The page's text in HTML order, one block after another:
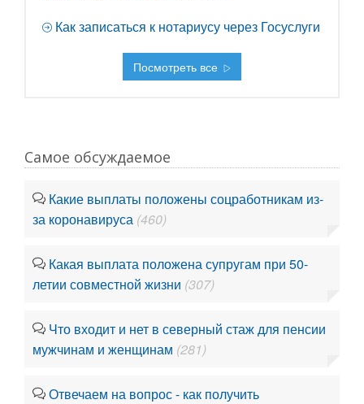
Как записаться к нотариусу через Госуслуги
Посмотреть все
Самое обсуждаемое
Какие выплаты положены соцработникам из-
за коронавируса (460)
Какая выплата положена супругам при 50-
летии совместной жизни (307)
Что входит и нет в северный стаж для пенсии
мужчинам и женщинам (281)
Отвечаем на вопрос - как получить